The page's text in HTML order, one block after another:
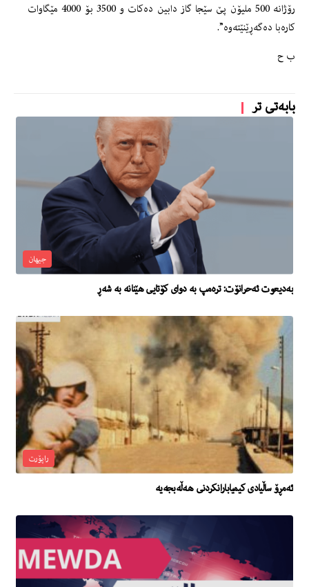
رۆژانە 500 ملیۆن پێ سێجا گاز دابین دەکات و 3500 بۆ 4000 مێگاوات
کارەبا دەگەڕێنێتەوە”.
ب ح
بابەتی تر
جیهان
به‌دیعوت ئه‌حرانۆت: تره‌مپ به‌ دواى كۆتایی هێنانه‌ به‌ شه‌ڕ
راپۆرت
ئەمڕۆ ساڵیادی کیمیابارانکردنی هەڵەبجەیە